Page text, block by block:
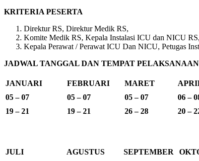
KRITERIA PESERTA
Direktur RS, Direktur Medik RS,
Komite Medik RS, Kepala Instalasi ICU dan NICU
Kepala Perawat / Perawat ICU Dan NICU, Petugas
JADWAL TANGGAL DAN TEMPAT
JANUARI FEBRUARI MARET
05 – 07
05 – 07 05 – 07 06 –
19 – 21
19 – 21 26 – 28 20 –
JULI AGUSTUS SEPTEMBER